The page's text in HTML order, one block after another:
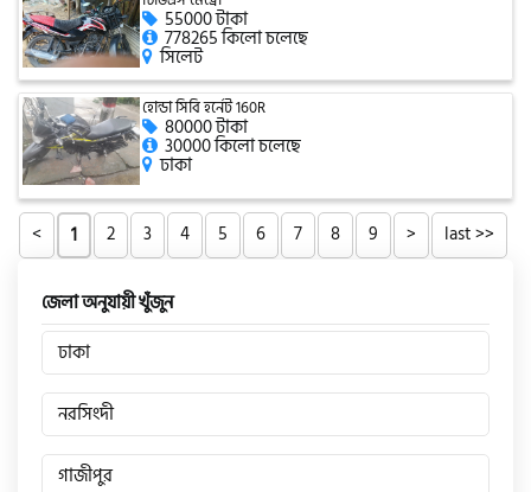
55000 টাকা
778265 কিলো চলেছে
সিলেট
হোন্ডা সিবি হর্নেট 160R
80000 টাকা
30000 কিলো চলেছে
ঢাকা
< 1 2 3 4 5 6 7 8 9 > last >>
জেলা অনুযায়ী খুঁজুন
ঢাকা
নরসিংদী
গাজীপুর